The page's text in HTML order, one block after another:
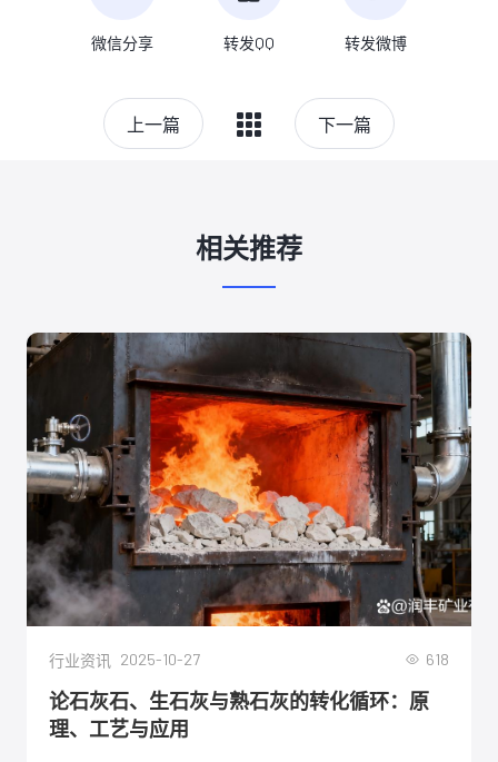
微信分享 转发QQ 转发微博
上一篇 下一篇
相关推荐
行业资讯 2025-10-27 618
论石灰石、生石灰与熟石灰的转化循环：原
理、工艺与应用